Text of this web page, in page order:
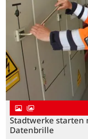
Stadtwerke starten
Datenbrille